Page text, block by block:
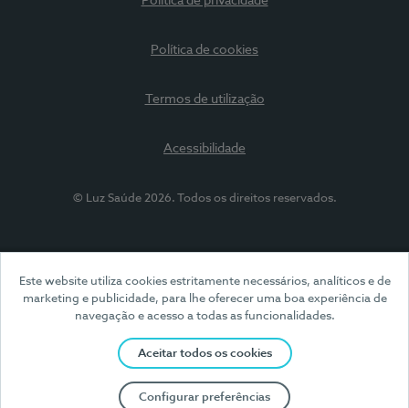
Este website utiliza cookies estritamente necessários, analíticos e de
marketing e publicidade, para lhe oferecer uma boa experiência de
navegação e acesso a todas as funcionalidades.
Aceitar todos os cookies
Configurar preferências
Política de cookies
Termos de utilização
Acessibilidade
© Luz Saúde 2026. Todos os direitos reservados.